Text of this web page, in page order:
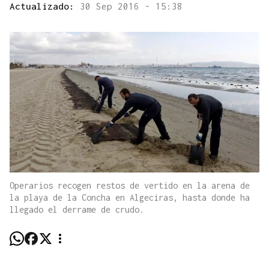
Actualizado: 30 Sep 2016 - 15:38
Operarios recogen restos de vertido en la arena de
la playa de la Concha en Algeciras, hasta donde ha
llegado el derrame de crudo.